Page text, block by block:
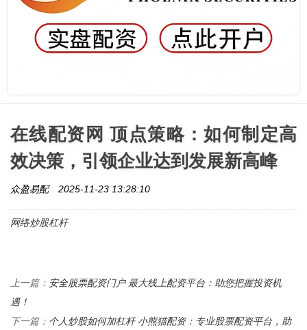
在线配资网 顶点策略：如何制定高
效决策，引领企业达到发展新高峰
众盈易配 2025-11-23 13:28:10
网络炒股杠杆
上一篇： 安全股票配资门户 最大线上配资平台：助您把握投资机
遇！
下一篇： 个人炒股如何加杠杆 小熊猫配资：专业股票配资平台，助